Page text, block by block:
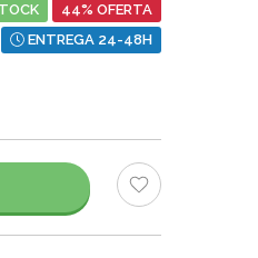
44% OFERTA
ENTREGA 24-48H